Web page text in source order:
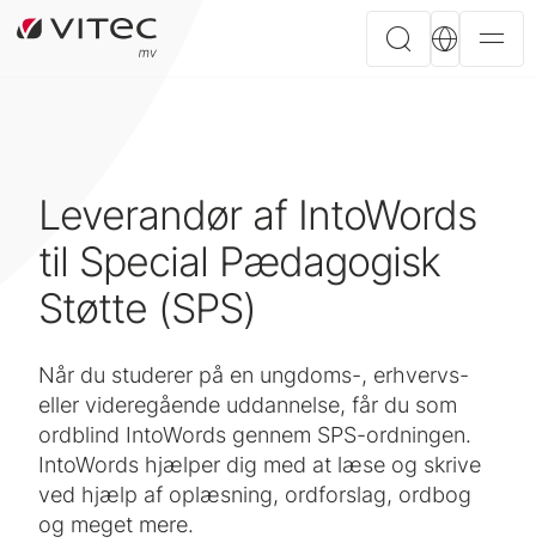
Leverandør af IntoWords
til Special Pædagogisk
Støtte (SPS)
Når du studerer på en ungdoms-, erhvervs-
eller videregående uddannelse, får du som
ordblind IntoWords gennem SPS-ordningen.
IntoWords hjælper dig med at læse og skrive
ved hjælp af oplæsning, ordforslag, ordbog
og meget mere.